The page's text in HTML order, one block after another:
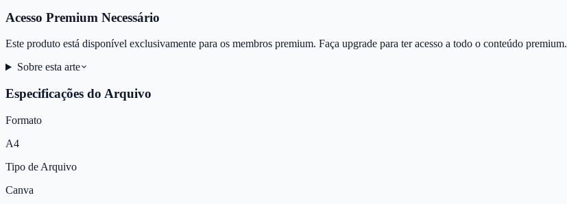
Acesso Premium Necessário
Este produto está disponível exclusivamente para os membros premium. Faça upgrade para ter acesso a todo o conteúdo premium.
Sobre esta arte
Especificações do Arquivo
Formato
A4
Tipo de Arquivo
Canva